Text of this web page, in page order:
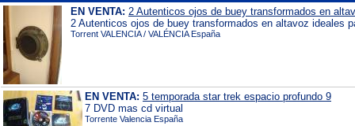
EN VENTA: 2 Autenticos ojos de buey transformados en
2 Autenticos ojos de buey transformados en altavoz ideales
Torrent VALENCIA / VALÉNCIA España
EN VENTA: 5 temporada star trek espacio profundo 9
7 DVD mas cd virtual
Torrente Valencia España